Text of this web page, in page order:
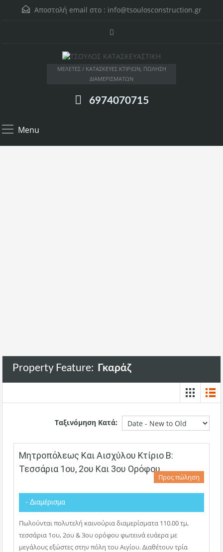
Αποστολή email στο : info@tsoulosconstruction.gr
ΜΕΛΕΤΕΣ / ΚΑΤΑΣΚΕΥΕΣ ΚΤΙΡΙΩΝ, ΠΩΛΗΣΗ
ΔΙΑΜΕΡΙΣΜΑΤΩΝ
6974070715
Menu
Property Feature: Γκαράζ
Ταξινόμηση Κατά:
Μητροπόλεως Και Αισχύλου Κτίριο Β:
Τεσσάρια 1ου, 2ου Και 3ου Ορόφου
Προς πώληση
- Διαμέρισμα
Πωλούνται πολυτελή καινούρια διαμερίσματα 110.00 τμ,
τεσσάρια 1ου, 2ου & 3ου ορόφου φωτεινά ευάερα με
μεγάλους εξώστες στην πόλη του Αιγίου. Διαθέτουν τρία